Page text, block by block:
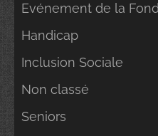
Evénement de la
Handicap
Inclusion Sociale
Non classé
Seniors